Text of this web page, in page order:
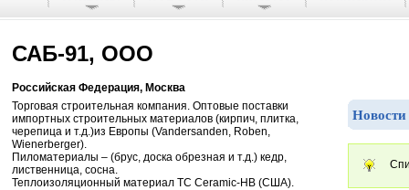
САБ-91, ООО
Российская Федерация, Москва
Торговая строительная компания. Оптовые поставки
импортных строительных материалов (кирпич, плитка,
черепица и т.д.)из Европы (Vandersanden, Roben,
Wienerberger).
Пиломатериалы – (брус, доска обрезная и т.д.) кедр,
лиственница, сосна.
Теплоизоляционный материал TC Ceramic-HB (США).